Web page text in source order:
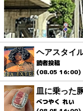
ヘアスタイ
読者投稿
(08.05 16:00)
皿に乗った
べつやく れい